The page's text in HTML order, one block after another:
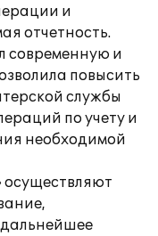
и
отчетность.
современную и
повысить
службы
по учету и
необходимой